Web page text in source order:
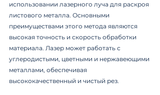
использовании лазерного луча для раскроя
листового металла. Основными
преимуществами этого метода являются
высокая точность и скорость обработки
материала. Лазер может работать с
углеродистыми, цветными и нержавеющими
металлами, обеспечивая
высококачественный и чистый рез.